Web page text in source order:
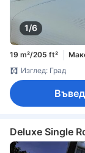
1/6
19 m²/205 ft²
Изглед: Град
Deluxe Single